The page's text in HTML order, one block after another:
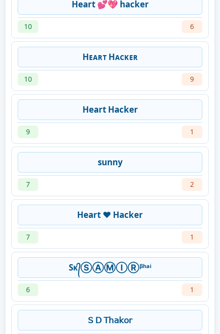
Heart 💕💖 hacker
10 6
Hᴇᴀʀᴛ Hᴀᴄᴋᴇʀ
10 9
Heart Hacker
9 1
sunny
7 2
Heart ♥ Hacker
7 1
Sᴋ᭄ⓈⒶⓂⒾⓇᵝʰᵃⁱ
6 1
𝖲 𝖣 𝖳𝗁𝖺𝗄𝗈𝗋